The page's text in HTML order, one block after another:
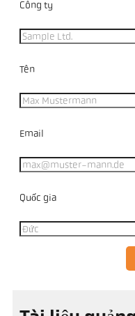
Công ty
Tên
Email
Quốc gia